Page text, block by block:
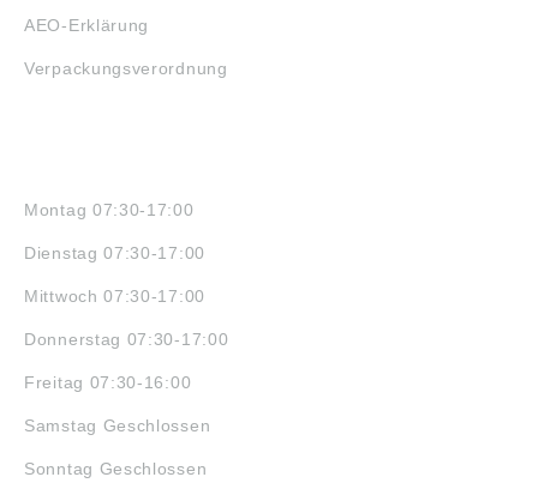
AEO-Erklärung
Verpackungsverordnung
Montag 07:30-17:00
Dienstag 07:30-17:00
Mittwoch 07:30-17:00
Donnerstag 07:30-17:00
Freitag 07:30-16:00
Samstag Geschlossen
Sonntag Geschlossen